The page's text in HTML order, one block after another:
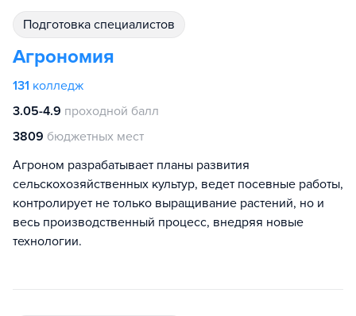
подготовка специалистов
Агрономия
131 колледж
3.05-4.9 проходной балл
3809 бюджетных мест
Агроном разрабатывает планы развития
сельскохозяйственных культур, ведет посевные работы,
контролирует не только выращивание растений, но и
весь производственный процесс, внедряя новые
технологии.